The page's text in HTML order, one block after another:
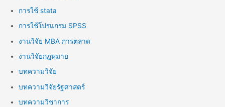
การใช้ stata
การใช้โปรแกรม SPSS
งานวิจัย MBA การตลาด
งานวิจัยกฎหมาย
บทความวิจัย
บทความวิจัยรัฐศาสตร์
บทความวิชาการ